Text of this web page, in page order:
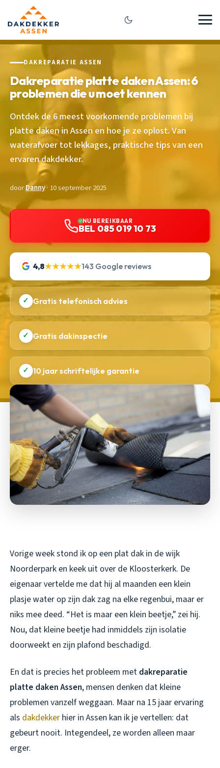
DAKREPARATIE ASSEN
Dakreparatie platte daken Assen: 6
problemen die u moet kennen
Ontdek de 6 meest voorkomende problemen bij
platte daken in Assen en hoe je ze oplost. Van
waterafvoer tot lekkages, praktische tips van een
ervaren dakdekker.
doorDanny· 10 september 2025
NU BEREIKBAAR
BEL 085 019 10 73
4,8★★★★★143 Google reviews
✓ Gratis telefonisch advies
✓ Gratis dakinspectie
✓ 10 jaar schriftelijke garantie
Vorige week stond ik op een plat dak in de wijk
Noorderpark en keek uit over de Kloosterkerk. De
eigenaar vertelde me dat hij al maanden een klein
plasje water op zijn dak zag na elke regenbui, maar er
niks mee deed. “Het is maar een klein beetje,” zei hij.
Nou, dat kleine beetje had inmiddels zijn isolatie
doorweekt en zijn plafond beschadigd.
En dat is precies het probleem met dakreparatie
platte daken Assen, mensen denken dat kleine
problemen vanzelf weggaan. Maar na 15 jaar ervaring
als dakdekker hier in Assen kan ik je vertellen: dat
gebeurt nooit. Integendeel, ze worden alleen maar
erger.